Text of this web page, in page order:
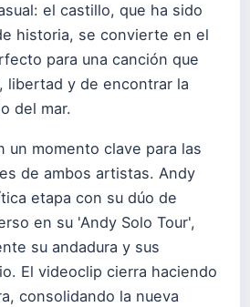
el castillo, que ha sido
historia, se convierte en el
para una canción que
libertad y de encontrar la
del mar.
un momento clave para las
de ambos artistas. Andy
etapa con su dúo de
en su 'Andy Solo Tour',
su andadura y sus
El videoclip cierra haciendo
consolidando la nueva